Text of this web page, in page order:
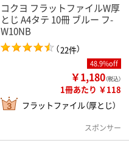
コクヨ フラットファイルW厚
とじ A4タテ 10冊 ブルー フ-
W10NB
（22件）
48.9%off
￥1,180（税込）
1冊あたり ￥118
フラットファイル（厚とじ）
スポンサー